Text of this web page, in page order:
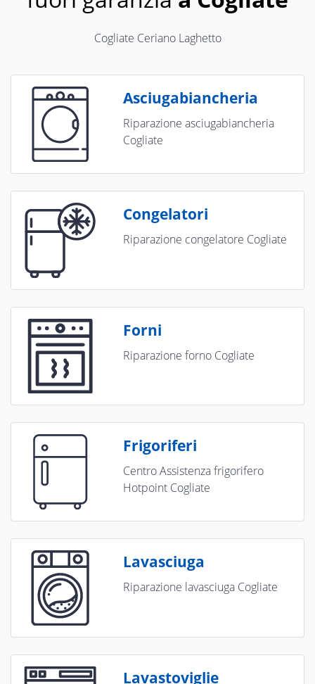
Cogliate Ceriano Laghetto
Asciugabiancheria
Riparazione asciugabiancheria
Cogliate
Congelatori
Riparazione congelatore Cogliate
Forni
Riparazione forno Cogliate
Frigoriferi
Centro Assistenza frigorifero
Hotpoint Cogliate
Lavasciuga
Riparazione lavasciuga Cogliate
Lavastoviglie